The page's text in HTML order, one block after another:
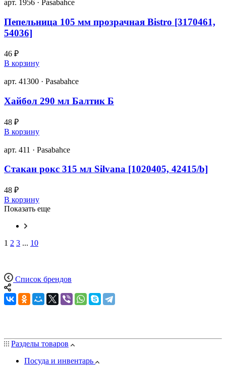
арт. 1956 · Pasabahce
Пепельница 105 мм прозрачная Bistro [3170461,
54036]
46 ₽
В корзину
арт. 41300 · Pasabahce
Хайбол 290 мл Балтик Б
48 ₽
В корзину
арт. 411 · Pasabahce
Стакан рокс 315 мл Silvana [1020405, 42415/b]
48 ₽
В корзину
Показать еще
1 2 3 ... 10
Список брендов
Разделы товаров
Посуда и инвентарь